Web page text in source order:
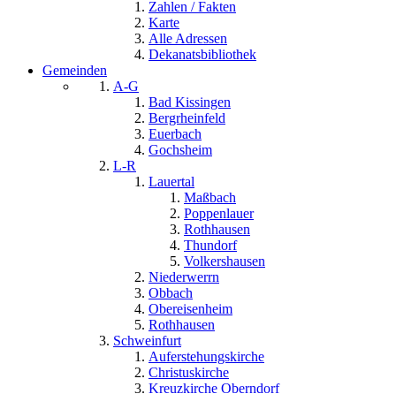
Zahlen / Fakten
Karte
Alle Adressen
Dekanatsbibliothek
Gemeinden
A-G
Bad Kissingen
Bergrheinfeld
Euerbach
Gochsheim
L-R
Lauertal
Maßbach
Poppenlauer
Rothhausen
Thundorf
Volkershausen
Niederwerrn
Obbach
Obereisenheim
Rothhausen
Schweinfurt
Auferstehungskirche
Christuskirche
Kreuzkirche Oberndorf